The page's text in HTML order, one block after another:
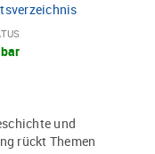
und
rückt Themen